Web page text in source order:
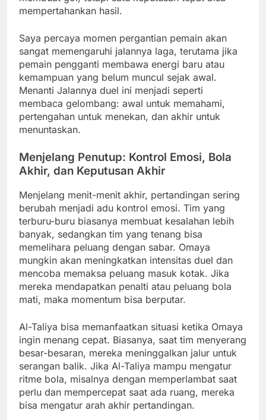
mempertahankan hasil.
Saya percaya momen pergantian pemain akan
sangat memengaruhi jalannya laga, terutama jika
pemain pengganti membawa energi baru atau
kemampuan yang belum muncul sejak awal.
Menanti Jalannya duel ini menjadi seperti
membaca gelombang: awal untuk memahami,
pertengahan untuk menekan, dan akhir untuk
menuntaskan.
Menjelang Penutup: Kontrol Emosi, Bola
Akhir, dan Keputusan Akhir
Menjelang menit-menit akhir, pertandingan sering
berubah menjadi adu kontrol emosi. Tim yang
terburu-buru biasanya membuat kesalahan lebih
banyak, sedangkan tim yang tenang bisa
memelihara peluang dengan sabar. Omaya
mungkin akan meningkatkan intensitas duel dan
mencoba memaksa peluang masuk kotak. Jika
mereka mendapatkan penalti atau peluang bola
mati, maka momentum bisa berputar.
Al-Taliya bisa memanfaatkan situasi ketika Omaya
ingin menang cepat. Biasanya, saat tim menyerang
besar-besaran, mereka meninggalkan jalur untuk
serangan balik. Jika Al-Taliya mampu mengatur
ritme bola, misalnya dengan memperlambat saat
perlu dan mempercepat saat ada ruang, mereka
bisa mengatur arah akhir pertandingan.